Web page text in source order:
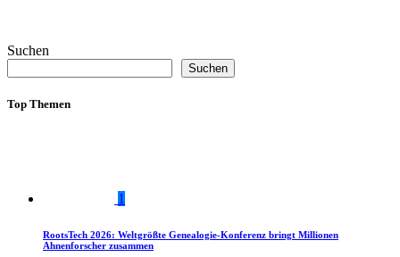
Suchen
Suchen
Top Themen
1
RootsTech 2026: Weltgrößte Genealogie-Konferenz bringt Millionen
Ahnenforscher zusammen